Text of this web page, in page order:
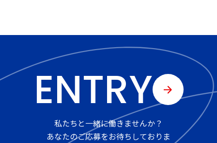
ENTRY
私たちと一緒に働きませんか？
あなたのご応募をお待ちしておりま